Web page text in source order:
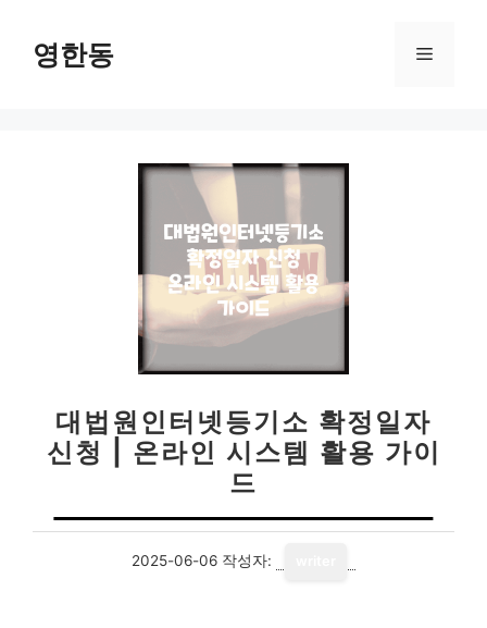
영한동 메
대법원인터넷등기소 확정일자
신청 | 온라인 시스템 활용 가이
드
2025-06-06 작성자: